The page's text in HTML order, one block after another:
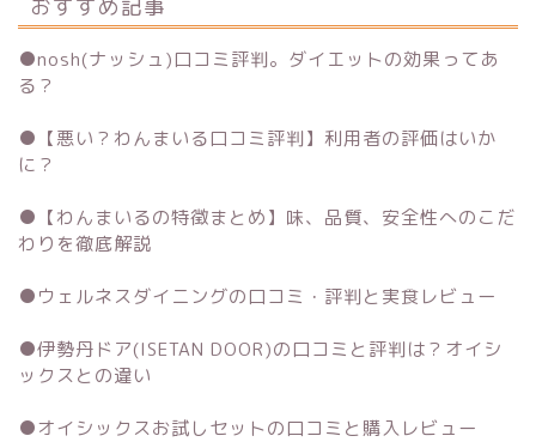
おすすめ記事
●nosh(ナッシュ)口コミ評判。ダイエットの効果ってあ
る？
● 【悪い？わんまいる口コミ評判】利用者の評価はいか
に？
● 【わんまいるの特徴まとめ】味、品質、安全性へのこだ
わりを徹底解説
●ウェルネスダイニングの口コミ・評判と実食レビュー
●伊勢丹ドア(ISETAN DOOR)の口コミと評判は？オイシ
ックスとの違い
●オイシックスお試しセットの口コミと購入レビュー